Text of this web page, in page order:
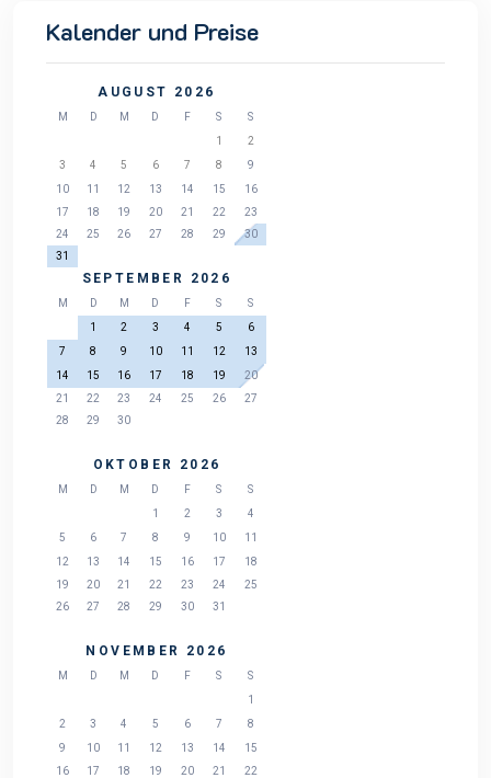
Kalender und Preise
AUGUST 2026
M D M D F S
S
1
2
3
4 5 6 7 8
9
10
11 12 13 14 15
16
17
18 19 20 21 22
23
24
25 26 27 28 29
30
31
SEPTEMBER 2026
M D M D F S
S
1
2 3 4 5
6
7
8 9 10 11 12
13
14
15 16 17 18 19
20
21
22 23 24 25 26
27
28
29 30
OKTOBER 2026
M D M D F S
S
1
2 3
4
5
6 7 8 9 10
11
12
13 14 15 16 17
18
19
20 21 22 23 24
25
26
27 28 29 30 31
NOVEMBER 2026
M D M D F S
S
1
2
3 4 5 6 7
8
9
10 11 12 13 14
15
16
17 18 19 20 21
22